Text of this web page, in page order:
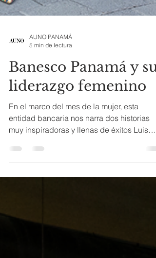
AUNO PANAMÁ
Banesco Panamá y su
liderazgo femenino
entidad bancaria nos narra dos historias
muy inspiradoras y llenas de éxitos Luis
Barsallo y Albany...